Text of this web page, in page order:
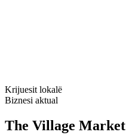
Krijuesit lokalë
Biznesi aktual
The Village Market